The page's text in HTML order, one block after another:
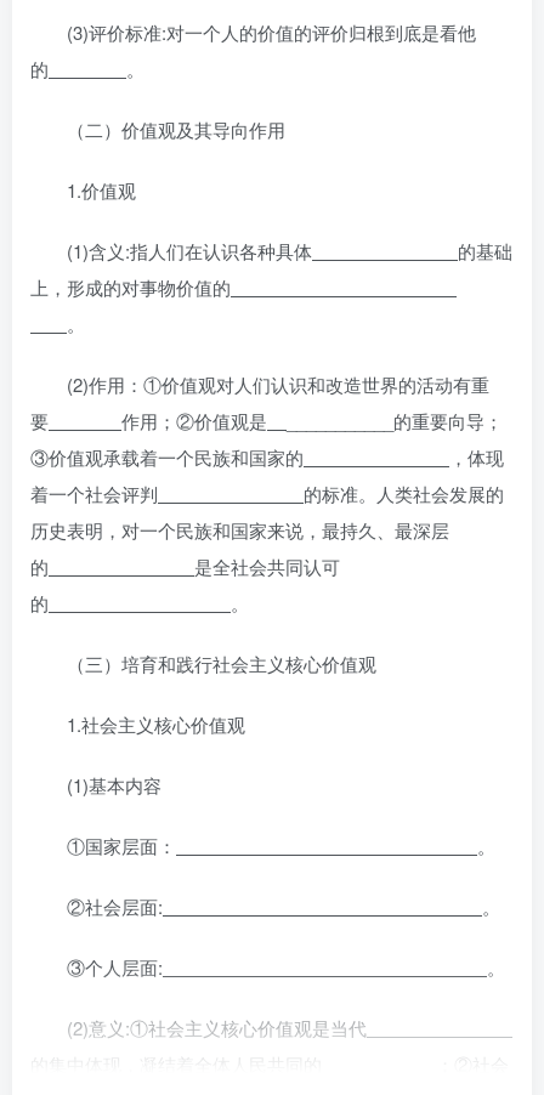
(3)评价标准:对一个人的价值的评价归根到底是看他
的
。
（二）价值观及其导向作用
1.价值观
(1)含义:指人们在认识各种具体
的基础
上，形成的对事物价值的
。
(2)作用：①价值观对人们认识和改造世界的活动有重
要
作用；②价值观是
___________的重要向导；
③价值观承载着一个民族和国家的
，体现
着一个社会评判
的标准。人类社会发展的
历史表明，对一个民族和国家来说，最持久、最深层
的
是全社会共同认可
的
。
（三）培育和践行社会主义核心价值观
1.社会主义核心价值观
(1)基本内容
①国家层面： 。
②社会层面: 。
③个人层面: 。
(2)意义:①社会主义核心价值观是当代
的集中体现，凝结着全体人民共同的